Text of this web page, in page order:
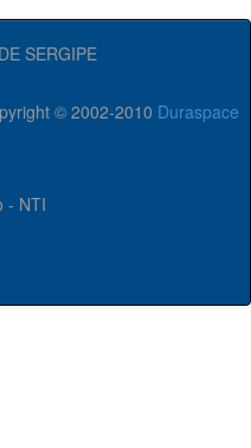
SERGIPE
© 2002-2010 Duraspace
- NTI